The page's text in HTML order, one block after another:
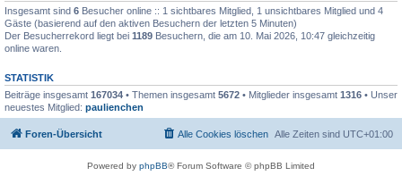
Insgesamt sind 6 Besucher online :: 1 sichtbares Mitglied, 1 unsichtbares Mitglied und 4
Gäste (basierend auf den aktiven Besuchern der letzten 5 Minuten)
Der Besucherrekord liegt bei 1189 Besuchern, die am 10. Mai 2026, 10:47 gleichzeitig
online waren.
STATISTIK
Beiträge insgesamt 167034 • Themen insgesamt 5672 • Mitglieder insgesamt 1316 • Unser
neuestes Mitglied: paulienchen
Foren-Übersicht Alle Zeiten sind UTC+01:00
Alle Cookies löschen
Powered by phpBB® Forum Software © phpBB Limited